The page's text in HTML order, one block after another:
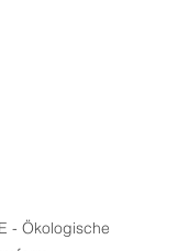
- Ökologische